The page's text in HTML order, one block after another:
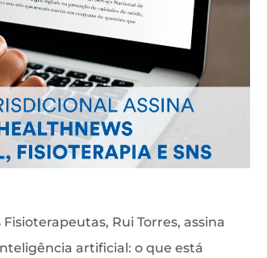
Rui Torres, assina
artificial: o que está